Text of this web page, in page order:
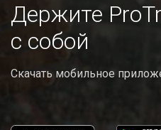
Держите
с собой
Скачать мобильное